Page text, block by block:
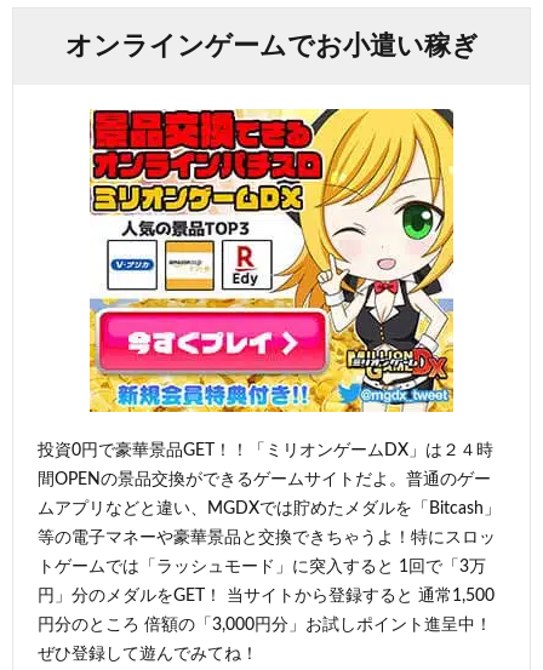
オンラインゲームでお小遣い稼ぎ
投資0円で豪華景品GET！！「ミリオンゲームDX」は２４時
間OPENの景品交換ができるゲームサイトだよ。普通のゲー
ムアプリなどと違い、MGDXでは貯めたメダルを「Bitcash」
等の電子マネーや豪華景品と交換できちゃうよ！特にスロッ
トゲームでは「ラッシュモード」に突入すると 1回で「3万
円」分のメダルをGET！ 当サイトから登録すると 通常1,500
円分のところ 倍額の「3,000円分」お試しポイント進呈中！
ぜひ登録して遊んでみてね！